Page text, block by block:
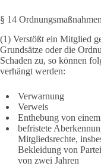
§ 14
(1) Verstößt ein Mitglied
Grundsätze oder die
Schaden zu, so können
verhängt werden:
Verwarnung
Verweis
Enthebung von
befristete
Mitgliedsrechte,
Bekleidung von
von zwei Jahren